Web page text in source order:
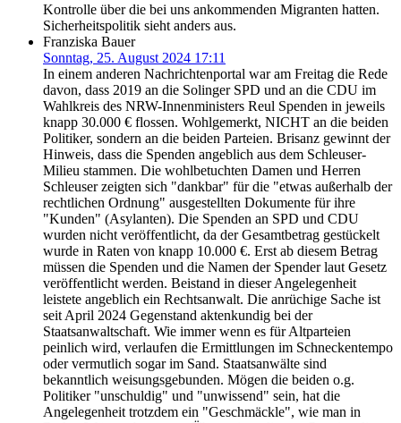
Kontrolle über die bei uns ankommenden Migranten hatten.
Sicherheitspolitik sieht anders aus.
Franziska Bauer
Sonntag, 25. August 2024 17:11
In einem anderen Nachrichtenportal war am Freitag die Rede
davon, dass 2019 an die Solinger SPD und an die CDU im
Wahlkreis des NRW-Innenministers Reul Spenden in jeweils
knapp 30.000 € flossen. Wohlgemerkt, NICHT an die beiden
Politiker, sondern an die beiden Parteien. Brisanz gewinnt der
Hinweis, dass die Spenden angeblich aus dem Schleuser-
Milieu stammen. Die wohlbetuchten Damen und Herren
Schleuser zeigten sich "dankbar" für die "etwas außerhalb der
rechtlichen Ordnung" ausgestellten Dokumente für ihre
"Kunden" (Asylanten). Die Spenden an SPD und CDU
wurden nicht veröffentlicht, da der Gesamtbetrag gestückelt
wurde in Raten von knapp 10.000 €. Erst ab diesem Betrag
müssen die Spenden und die Namen der Spender laut Gesetz
veröffentlicht werden. Beistand in dieser Angelegenheit
leistete angeblich ein Rechtsanwalt. Die anrüchige Sache ist
seit April 2024 Gegenstand aktenkundig bei der
Staatsanwaltschaft. Wie immer wenn es für Altparteien
peinlich wird, verlaufen die Ermittlungen im Schneckentempo
oder vermutlich sogar im Sand. Staatsanwälte sind
bekanntlich weisungsgebunden. Mögen die beiden o.g.
Politiker "unschuldig" und "unwissend" sein, hat die
Angelegenheit trotzdem ein "Geschmäckle", wie man in